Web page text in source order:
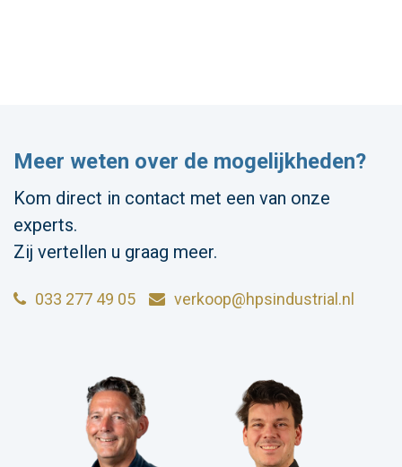
Meer weten over de mogelijkheden?
Kom direct in contact met een van onze
experts.
Zij vertellen u graag meer.
033 277 49 05 verkoop@hpsindustrial.nl